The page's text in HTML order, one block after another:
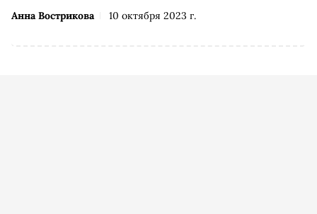
Анна Вострикова 10 октября 2023 г.